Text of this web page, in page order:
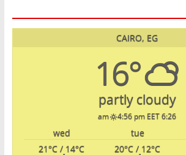
CAIRO, EG
16°
partly cloudy
6:26 am
4:56 pm EET
tue
wed
20°C / 12°C
21°C / 14°C